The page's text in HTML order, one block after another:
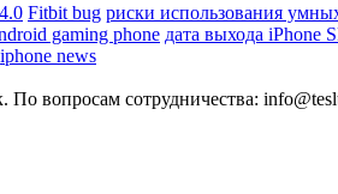
Fitbit bug риски использования
gaming phone дата выхода iPhone
iphone news
вопросам сотрудничества: